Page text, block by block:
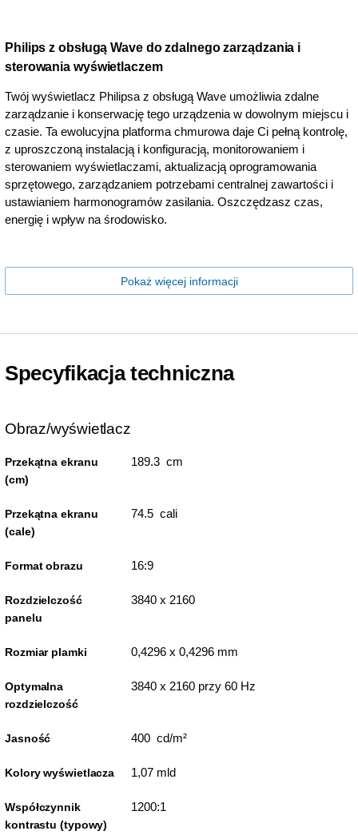
Philips z obsługą Wave do zdalnego zarządzania i
sterowania wyświetlaczem
Twój wyświetlacz Philipsa z obsługą Wave umożliwia zdalne
zarządzanie i konserwację tego urządzenia w dowolnym miejscu i
czasie. Ta ewolucyjna platforma chmurowa daje Ci pełną kontrolę,
z uproszczoną instalacją i konfiguracją, monitorowaniem i
sterowaniem wyświetlaczami, aktualizacją oprogramowania
sprzętowego, zarządzaniem potrzebami centralnej zawartości i
ustawianiem harmonogramów zasilania. Oszczędzasz czas,
energię i wpływ na środowisko.
Pokaż więcej informacji
Specyfikacja techniczna
Obraz/wyświetlacz
Przekątna ekranu
(cm)
189.3 cm
Przekątna ekranu
(cale)
74.5 cali
Format obrazu 16:9
Rozdzielczość
panelu
3840 x 2160
Rozmiar plamki 0,4296 x 0,4296 mm
Optymalna
rozdzielczość
3840 x 2160 przy 60 Hz
Jasność 400 cd/m²
Kolory wyświetlacza 1,07 mld
Współczynnik
kontrastu (typowy)
1200:1